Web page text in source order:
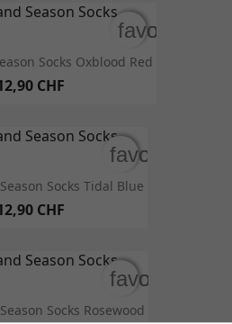
Socks Oxblood Red
CHF
Socks Tidal Blue
CHF
Socks Rosewood